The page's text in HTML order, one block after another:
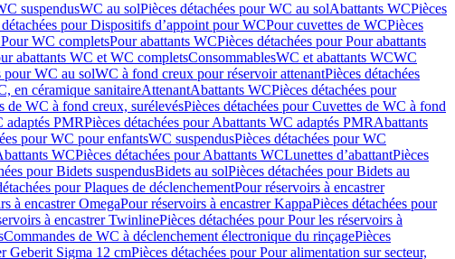
suspendusWC au solPièces détachées pour WC au solAbattants WCPièces
détachées pour Dispositifs d’appoint pour WCPour cuvettes de WCPièces
WC completsPour abattants WCPièces détachées pour Pour abattants
abattants WC et WC completsConsommablesWC et abattants WCWC
pour WC au solWC à fond creux pour réservoir attenantPièces détachées
en céramique sanitaireAttenantAbattants WCPièces détachées pour
de WC à fond creux, surélevésPièces détachées pour Cuvettes de WC à fond
adaptés PMRPièces détachées pour Abattants WC adaptés PMRAbattants
pour WC pour enfantsWC suspendusPièces détachées pour WC
WCPièces détachées pour Abattants WCLunettes d’abattantPièces
pour Bidets suspendusBidets au solPièces détachées pour Bidets au
pour Plaques de déclenchementPour réservoirs à encastrer
à encastrer OmegaPour réservoirs à encastrer KappaPièces détachées pour
à encastrer TwinlinePièces détachées pour Pour les réservoirs à
Commandes de WC à déclenchement électronique du rinçagePièces
Geberit Sigma 12 cmPièces détachées pour Pour alimentation sur secteur,